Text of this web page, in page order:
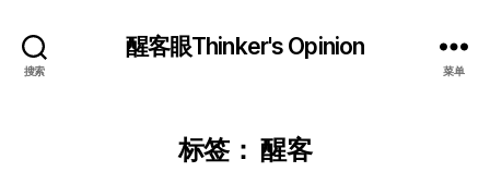
搜索
醒客眼Thinker's Opinion
菜单
标签：醒客